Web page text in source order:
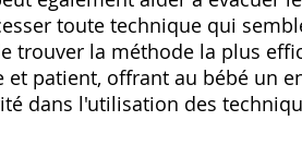
toute technique qui
trouver la méthode la plus
et patient, offrant au bébé un
dans l'utilisation des